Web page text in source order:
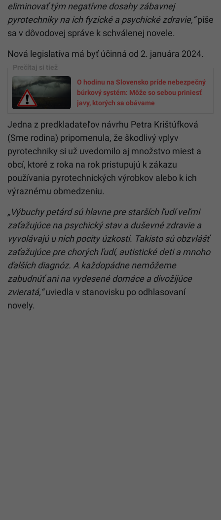
eliminovať tým negatívne dosahy zábavnej
pyrotechniky na ich fyzické a psychické zdravie,“píše
sa v dôvodovej správe k schválenej novele.
Nová legislatíva má byť účinná od 2. januára 2024.
O hodinu na Slovensko príde nebezpečný
búrkový systém: Môže so sebou priniesť
javy, ktorých sa obávame
Jedna z predkladateľov návrhu Petra Krištúfková
(Sme rodina) pripomenula, že škodlivý vplyv
pyrotechniky si už uvedomilo aj množstvo miest a
obcí, ktoré z roka na rok pristupujú k zákazu
používania pyrotechnických výrobkov alebo k ich
výraznému obmedzeniu.
„Výbuchy petárd sú hlavne pre starších ľudí veľmi
zaťažujúce na psychický stav a duševné zdravie a
vyvolávajú u nich pocity úzkosti. Takisto sú obzvlášť
zaťažujúce pre chorých ľudí, autistické deti a mnoho
ďalších diagnóz. A každopádne nemôžeme
zabudnúť ani na vydesené domáce a divožijúce
zvieratá,“uviedla v stanovisku po odhlasovaní
novely.